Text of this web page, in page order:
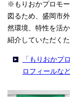
※もりおかプロモ
図るため、盛岡市
然環境、特性を活
紹介していただく
「もりおかプ
ロフィールな